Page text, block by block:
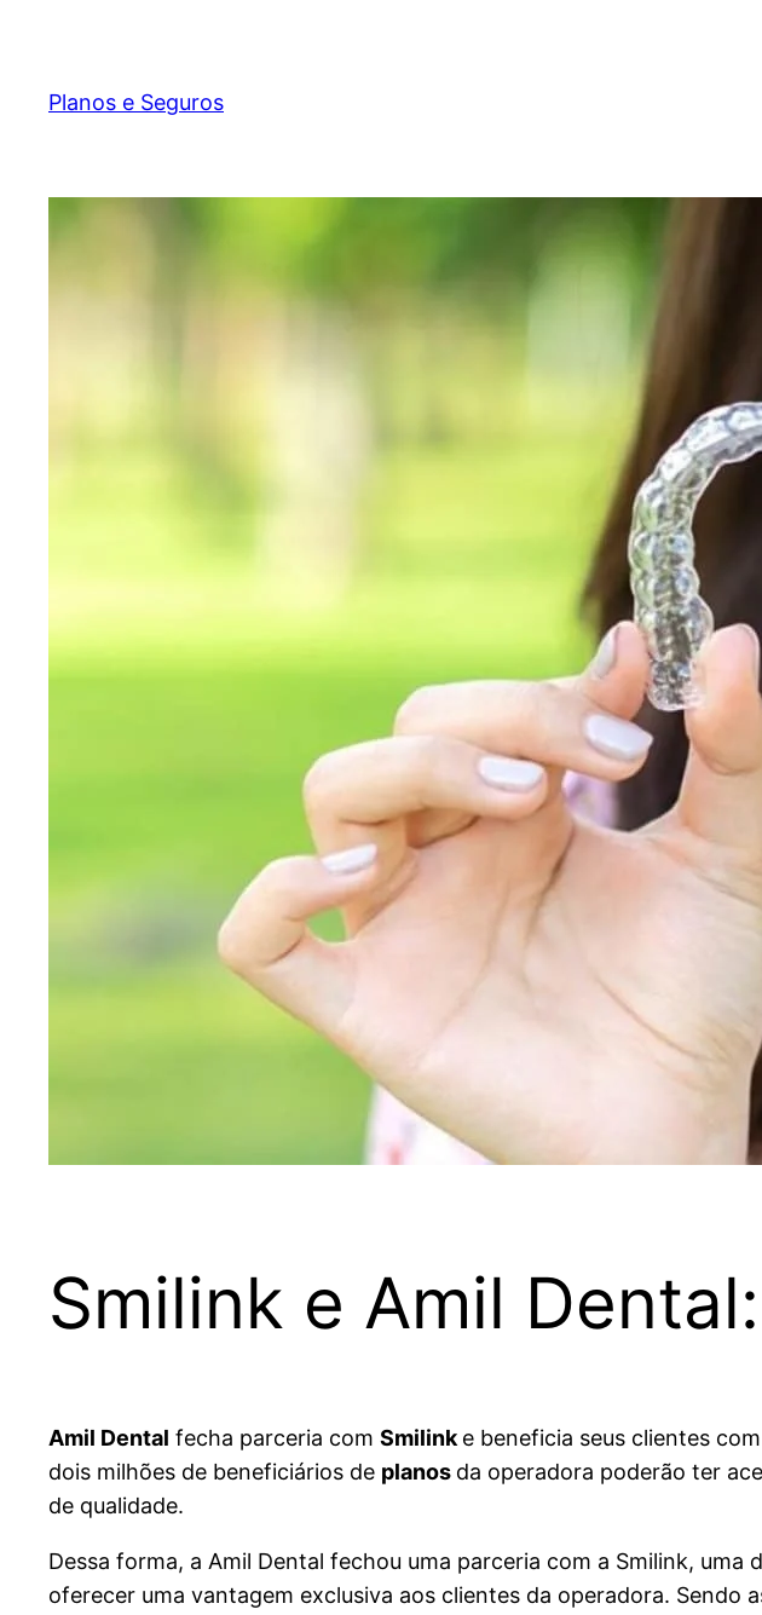
Planos e Seguros
Smilink e Amil
Amil Dental fecha parceria com Smilinke beneficia seus clientes
dois milhões de beneficiários de planos da operadora poderão ter
de qualidade.
Dessa forma, a Amil Dental fechou uma parceria com a Smilink,
oferecer uma vantagem exclusiva aos clientes da operadora. Sendo